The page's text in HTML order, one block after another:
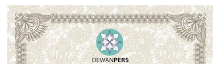
dan Kamtibmas
dan Kualitas
Pembangunan Sesuai
Target